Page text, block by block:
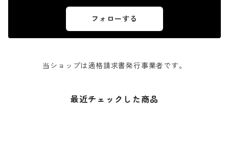
フォローする
当ショップは適格請求書発行事業者です。
最近チェックした商品